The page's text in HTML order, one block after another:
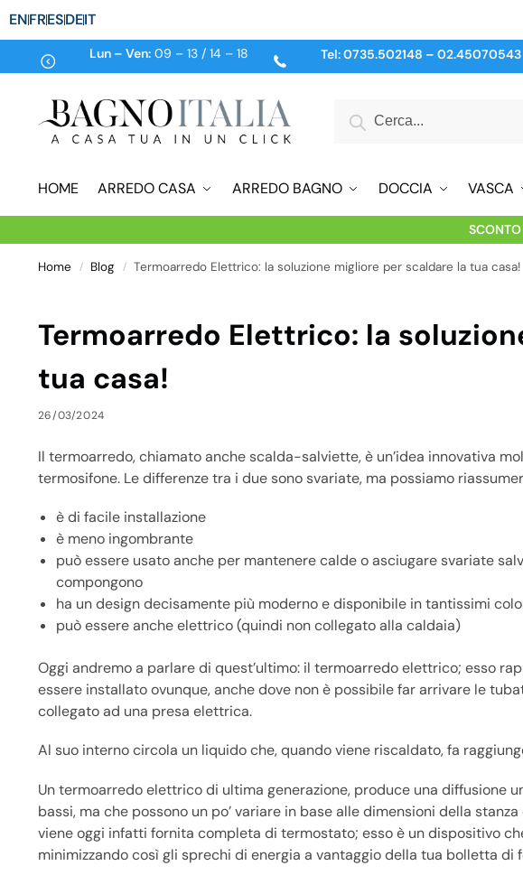
ENFRESDEIT
Lun – Ven:09 – 13 / 14 – 18 Tel:0735.502148 – 02.45070543
HOME ARREDO CASA ARREDO BAGNO DOCCIA VASCA
Home / Blog / Termoarredo Elettrico: la soluzione migliore per scaldare la tua casa!
Termoarredo Elettrico: la
tua casa!
26/03/2024
Il termoarredo, chiamato anche scalda-salviette, è un’idea innovativa
termosifone. Le differenze tra i due sono svariate, ma possiamo
è di facile installazione
è meno ingombrante
può essere usato anche per mantenere calde o asciugare svariate
compongono
ha un design decisamente più moderno e disponibile in tantissimi
può essere anche elettrico (quindi non collegato alla caldaia)
Oggi andremo a parlare di quest’ultimo: il termoarredo elettrico; esso
essere installato ovunque, anche dove non è possibile far arrivare le
collegato ad una presa elettrica.
Al suo interno circola un liquido che, quando viene riscaldato, fa
Un termoarredo elettrico di ultima generazione, produce una diffusione
bassi, ma che possono un po’ variare in base alle dimensioni della
viene oggi infatti fornita completa di termostato; esso è un dispositivo
minimizzando così gli sprechi di energia a vantaggio della tua bolletta di